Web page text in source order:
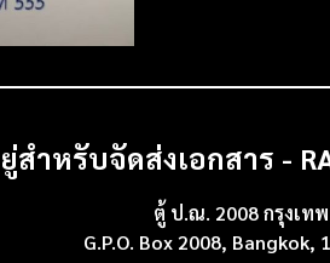
สำหรับจัดส่งเอกสาร -
ตู้ ป.ณ. 2008 กรุงเท
G.P.O. Box 2008, Bangkok,